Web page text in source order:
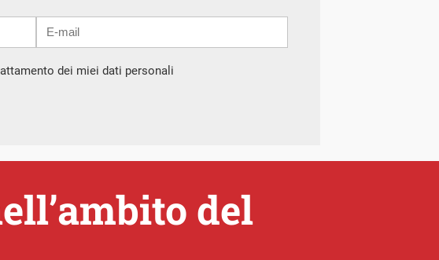
dei miei dati personali
del